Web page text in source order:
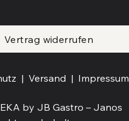
by JB Gastro – Janos
| Versand | Impressum
Vertrag widerrufen